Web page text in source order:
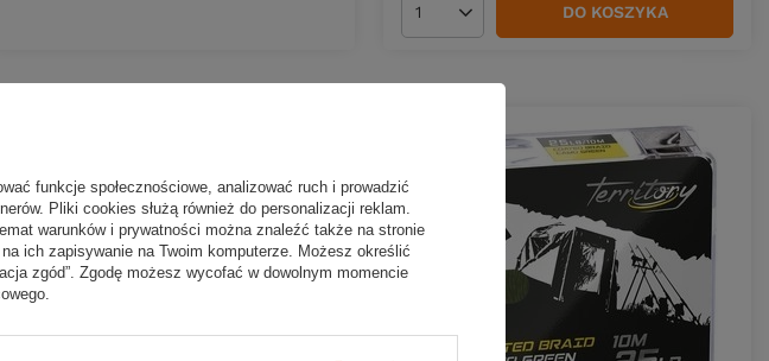
Ilość produktów DO KOSZYKA
funkcje społecznościowe, analizować ruch i prowadzić
Pliki cookies służą również do personalizacji reklam.
warunków i prywatności można znaleźć także na stronie
ich zapisywanie na Twoim komputerze. Możesz określić
zgód”. Zgodę możesz wycofać w dowolnym momencie